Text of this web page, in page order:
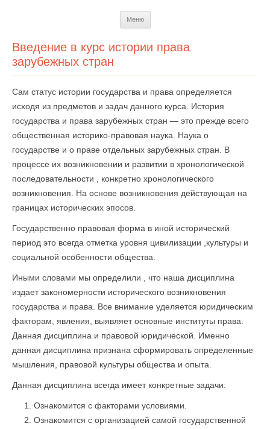
Меню
Введение в курс истории права
зарубежных стран
Сам статус истории государства и права определяется
исходя из предметов и задач данного курса. История
государства и права зарубежных стран — это прежде всего
общественная историко-правовая наука. Наука о
государстве и о праве отдельных зарубежных стран. В
процессе их возникновении и развитии в хронологической
последовательности , конкретно хронологического
возникновения. На основе возникновения действующая на
границах исторических эпосов.
Государственно правовая форма в иной исторический
период это всегда отметка уровня цивилизации ,культуры и
социальной особенности общества.
Иными словами мы определили , что наша дисциплина
издает закономерности исторического возникновения
государства и права. Все внимание уделяется юридическим
факторам, явления, выявляет основные институты права.
Данная дисциплина и правовой юридической. Именно
данная дисциплина признана сформировать определенные
мышления, правовой культуры общества и опыта.
Данная дисциплина всегда имеет конкретные задачи:
Ознакомится с факторами условиями.
Ознакомится с организацией самой государственной